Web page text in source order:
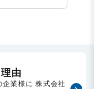
由
業様に 株式会社